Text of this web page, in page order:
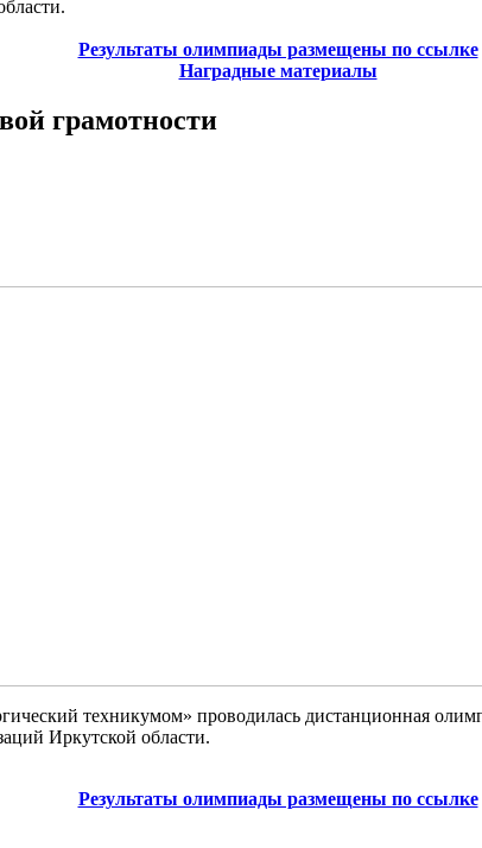
Результаты олимпиады размещены по ссылке
Наградные материалы
грамотности
техникумом» проводилась дистанционная
Иркутской области.
Результаты олимпиады размещены по ссылке